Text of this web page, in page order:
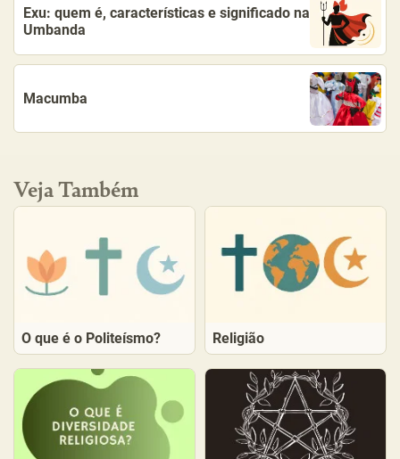
Exu: quem é, características e significado na
Umbanda
Macumba
Veja Também
O que é o Politeísmo? Religião